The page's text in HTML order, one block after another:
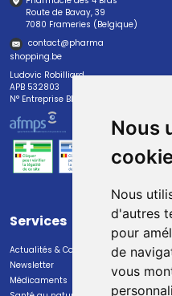
Nous
Nous
d'autres
pour
de
vous
Route de Bavay, 39
7080 Frameries (Belgique)
contact@pharma
shopping.be
Ludovic Robilliard
APB 532803
N° Entreprise BE0447.382.113
Services
Actualités & Conseils
Newsletter
Médicaments